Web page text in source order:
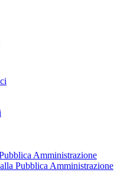
Amministrazione
Pubblica Amministrazione